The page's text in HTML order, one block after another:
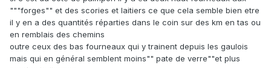
"""forges"" et des scories et laitiers ce que cela semble bien etre
il y en a des quantités réparties dans le coin sur des km en tas ou
en remblais des chemins
outre ceux des bas fourneaux qui y trainent depuis les gaulois
mais qui en général semblent moins"" pate de verre""et plus